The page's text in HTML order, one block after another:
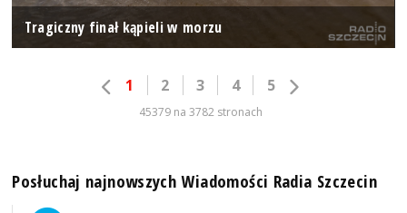
Tragiczny finał kąpieli w morzu
1 2 3 4 5
45379 na 3782 stronach
Posłuchaj najnowszych Wiadomości Radia Szczecin